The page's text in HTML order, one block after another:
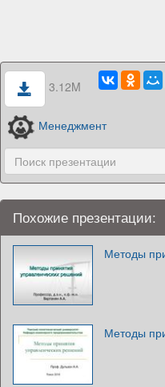
3.12M
Менеджмент
Похожие презентации:
Методы
Методы